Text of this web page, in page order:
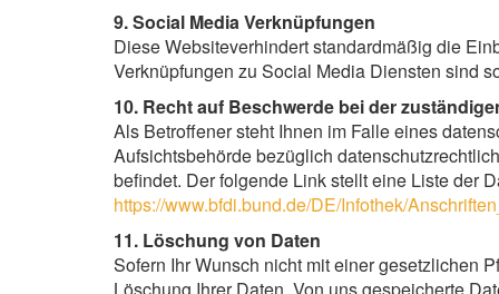
9. Social Media Verknüpfungen
Diese Websiteverhindert standardmäßig die
Verknüpfungen zu Social Media Diensten sind
10. Recht auf Beschwerde bei der
Als Betroffener steht Ihnen im Falle eines
Aufsichtsbehörde bezüglich
befindet. Der folgende Link stellt eine Liste der
https://www.bfdi.bund.de/DE/Infothek/
11. Löschung von Daten
Sofern Ihr Wunsch nicht mit einer gesetzlichen